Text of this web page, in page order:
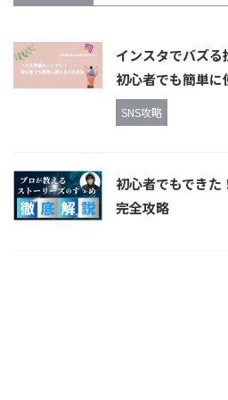
インスタでバズる
初心者でも簡単
SNS攻略
初心者でもできた
完全攻略